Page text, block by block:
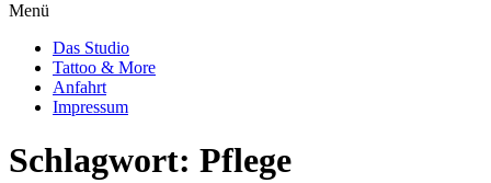
Menü
Das Studio
Tattoo & More
Anfahrt
Impressum
Schlagwort: Pflege